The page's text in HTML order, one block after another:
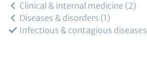
Clinical & internal medicine 2
Diseases & disorders 1
Infectious & contagious diseases